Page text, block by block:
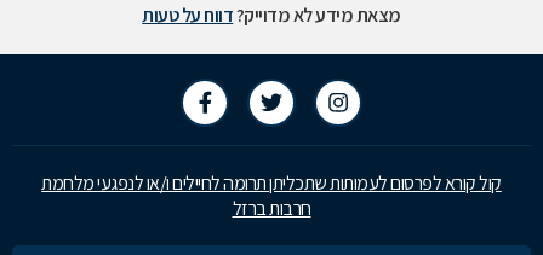
מצאת מידע לא מדוייק?דווח על טעות
קול קורא לפרסום לעמותות שתכליתן תרומה לחיילים ו/או לנפגעי מלחמת
חרבות ברזל